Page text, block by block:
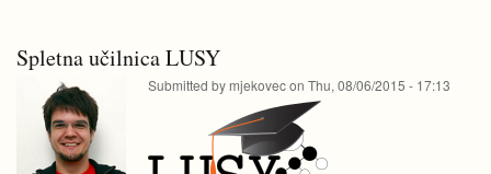
ISSEP
računalništva
Spletna učilnica LUSY
Submitted by mjekovecon Thu, 08/06/2015 - 17:13